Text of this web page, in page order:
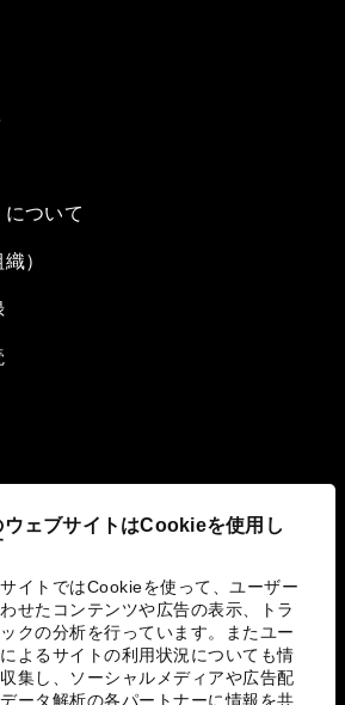
ウェブサイトはCookieを使用し
イトではCookieを使って、ユーザー
せたコンテンツや広告の表示、トラ
クの分析を行っています。またユー
よるサイトの利用状況についても情
集し、ソーシャルメディアや広告配
ータ解析の各パートナーに情報を共
ついて
）
取り組み